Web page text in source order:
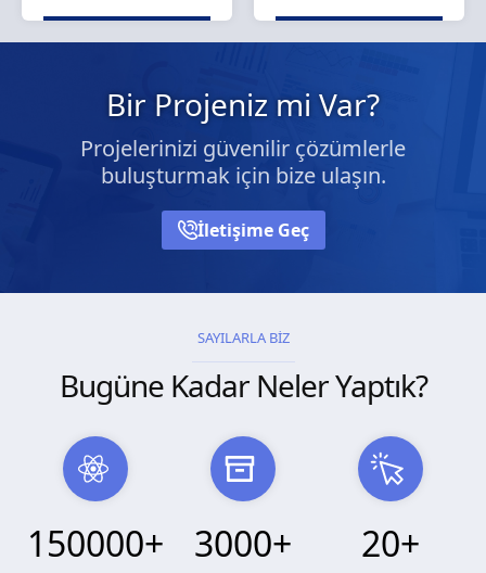
Bir Projeniz mi Var?
Projelerinizi güvenilir çözümlerle
buluşturmak için bize ulaşın.
İletişime Geç
SAYILARLA BİZ
Bugüne Kadar Neler Yaptık?
150000+ 3000+ 20+